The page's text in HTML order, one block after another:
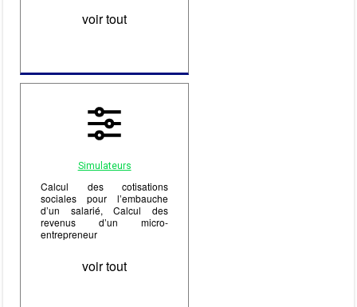
voir tout
Simulateurs
Calcul des cotisations
sociales pour l’embauche
d’un salarié, Calcul des
revenus d’un micro-
entrepreneur
voir tout